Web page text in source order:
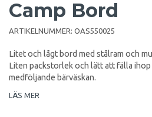
Camp Bord
ARTIKELNUMMER: OAS550025
Litet och lågt bord med stålram och
Liten packstorlek och lätt att fälla ihop
medföljande bärväskan.
LÄS MER